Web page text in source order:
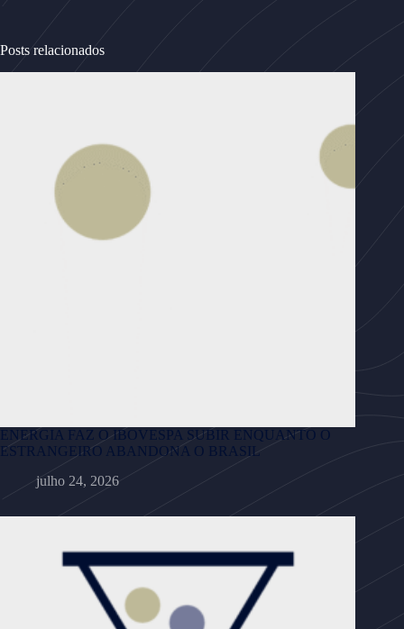
Posts relacionados
ENERGIA FAZ O IBOVESPA SUBIR ENQUANTO O
ESTRANGEIRO ABANDONA O BRASIL
julho 24, 2026